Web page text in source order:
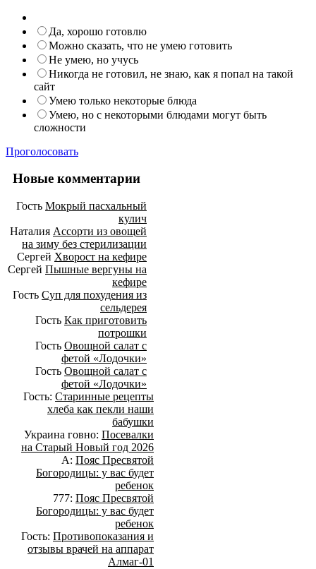
Да, хорошо готовлю
Можно сказать, что не умею готовить
Не умею, но учусь
Никогда не готовил, не знаю, как я попал на такой
сайт
Умею только некоторые блюда
Умею, но с некоторыми блюдами могут быть
сложности
Проголосовать
Новые комментарии
Гость Мокрый пасхальный
кулич
Наталия Ассорти из овощей
на зиму без стерилизации
Сергей Хворост на кефире
Сергей Пышные вергуны на
кефире
Гость Суп для похудения из
сельдерея
Гость Как приготовить
потрошки
Гость Овощной салат с
фетой «Лодочки»
Гость Овощной салат с
фетой «Лодочки»
Гость: Старинные рецепты
хлеба как пекли наши
бабушки
Украина говно: Посевалки
на Старый Новый год 2026
А: Пояс Пресвятой
Богородицы: у вас будет
ребенок
777: Пояс Пресвятой
Богородицы: у вас будет
ребенок
Гость: Противопоказания и
отзывы врачей на аппарат
Алмаг-01